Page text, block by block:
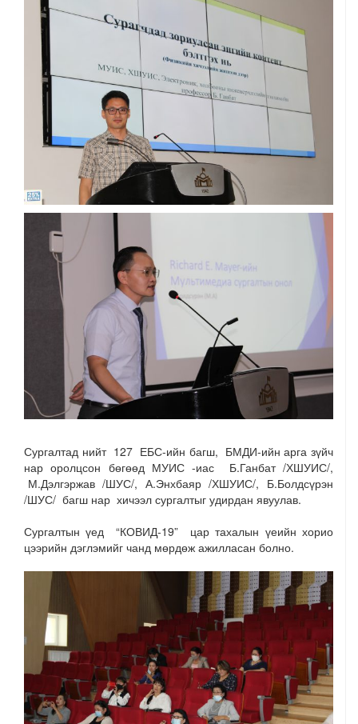
Сургалтад нийт 127 ЕБС-ийн багш, БМДИ-ийн арга зүйч
нар оролцсон бөгөөд МУИС -иас Б.Ганбат /ХШУИС/,
М.Дэлгэржав /ШУС/, А.Энхбаяр /ХШУИС/, Б.Болдсүрэн
/ШУС/ багш нар хичээл сургалтыг удирдан явуулав.
Сургалтын үед “КОВИД-19” цар тахалын үеийн хорио
цээрийн дэглэмийг чанд мөрдөж ажилласан болно.